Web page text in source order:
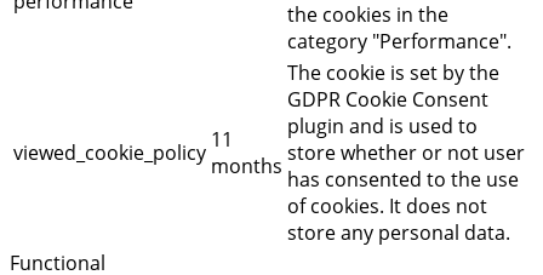
the cookies in the
category "Performance".
viewed_cookie_policy 11
months
The cookie is set by the
GDPR Cookie Consent
plugin and is used to
store whether or not user
has consented to the use
of cookies. It does not
store any personal data.
Functional